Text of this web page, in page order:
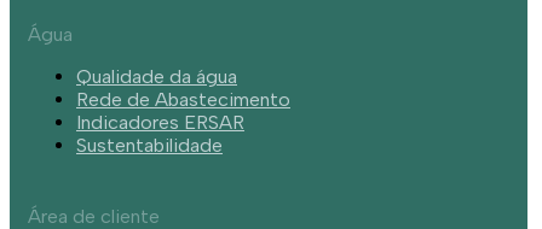
Água
Qualidade da água
Rede de Abastecimento
Indicadores ERSAR
Sustentabilidade
Área de cliente